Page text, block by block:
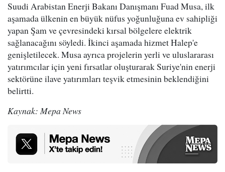
Suudi Arabistan Enerji Bakanı Danışmanı Fuad Musa, ilk
aşamada ülkenin en büyük nüfus yoğunluğuna ev sahipliği
yapan Şam ve çevresindeki kırsal bölgelere elektrik
sağlanacağını söyledi. İkinci aşamada hizmet Halep'e
genişletilecek. Musa ayrıca projelerin yerli ve uluslararası
yatırımcılar için yeni fırsatlar oluşturarak Suriye'nin enerji
sektörüne ilave yatırımları teşvik etmesinin beklendiğini
belirtti.
Kaynak: Mepa News